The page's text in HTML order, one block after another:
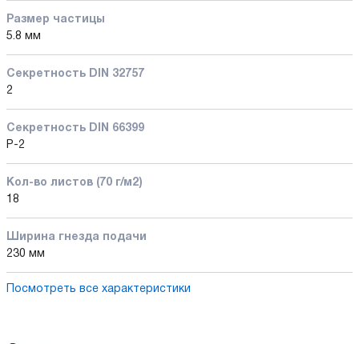
Размер частицы
5.8 мм
Секретность DIN 32757
2
Секретность DIN 66399
P-2
Кол-во листов (70 г/м2)
18
Ширина гнезда подачи
230 мм
Посмотреть все характеристики